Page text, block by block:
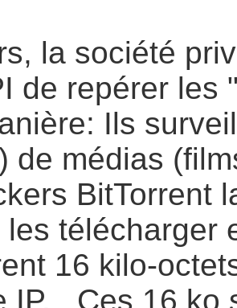
la société
de repérer les
Ils
de médias
BitTorrent
télécharger
16 kilo-
IP. Ces 16 ko